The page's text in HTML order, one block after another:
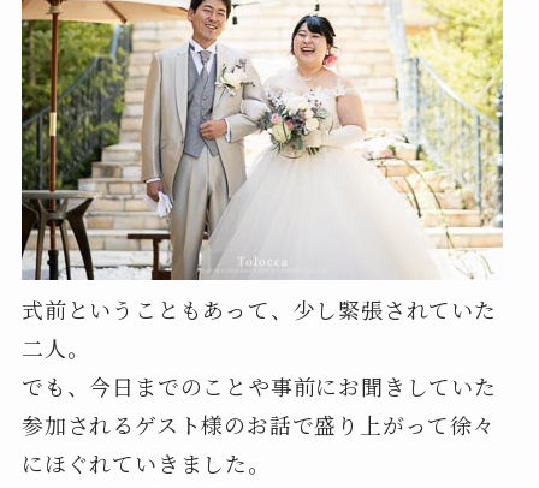
式前ということもあって、少し緊張されていた
二人。
でも、今日までのことや事前にお聞きしていた
参加されるゲスト様のお話で盛り上がって徐々
にほぐれていきました。